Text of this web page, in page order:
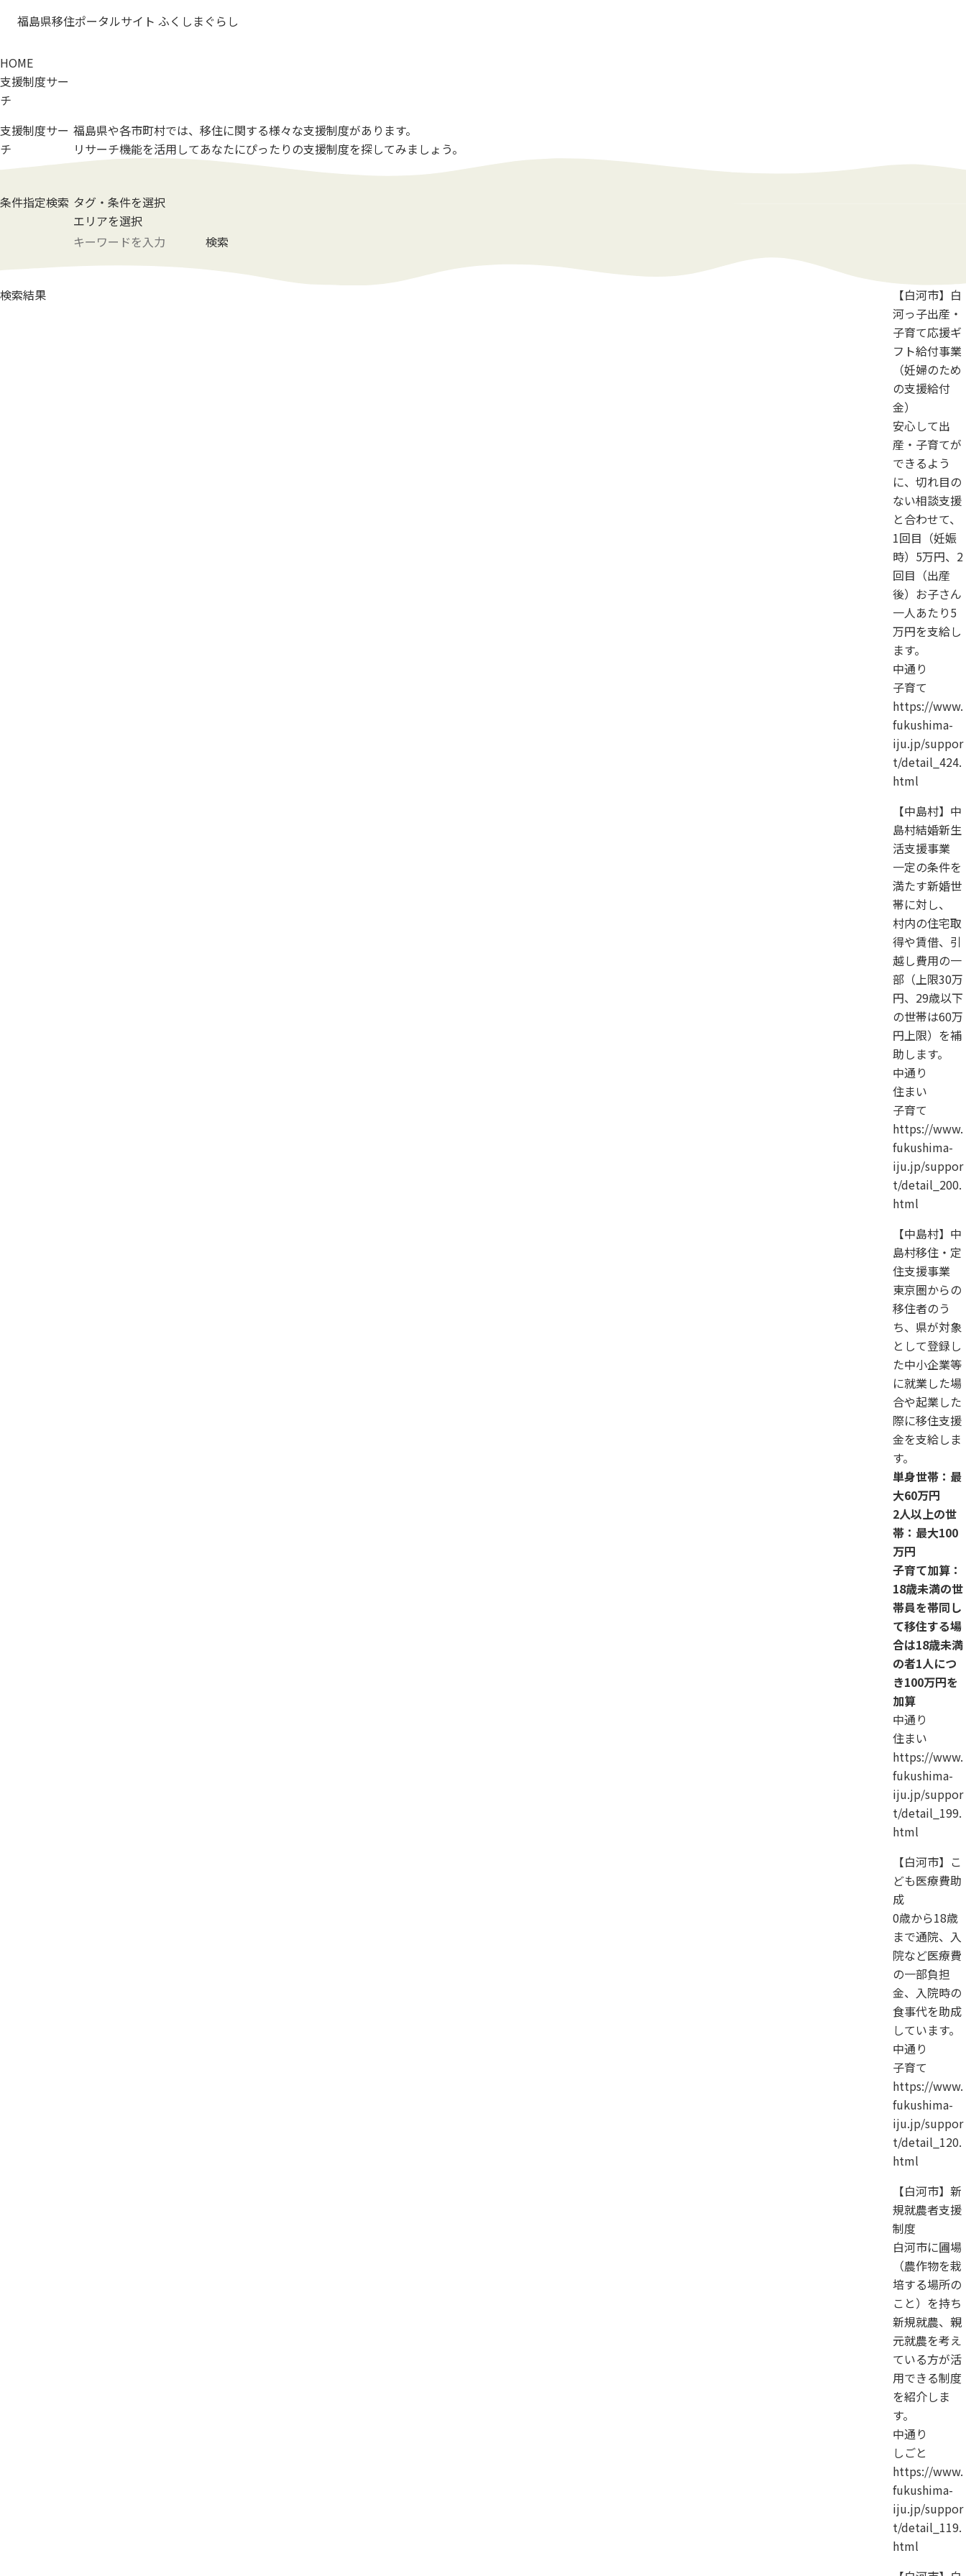
福島県移住ポータルサイト ふくしまぐらし
HOME
支援制度サー
チ
支援制度サー
チ
福島県や各市町村では、 移住に関する様々な支援制度があります。
リサーチ機能を活用してあなたにぴったりの支援制度を探してみましょう。
条件指定検索 タグ・条件を選択
エリアを選択
検索
検索結果
【白河市】白
河っ子出産・
子育て応援ギ
フト給付事業
（妊婦のため
の支援給付
金）
安心して出
産・子育てが
できるよう
に、切れ目の
ない相談支援
と合わせて、
1回目（妊娠
時）5万円、2
回目（出産
後）お子さん
一人あたり5
万円を支給し
ます。
中通り
子育て
https://www.
fukushima-
iju.jp/suppor
t/detail_424.
html
【中島村】中
島村結婚新生
活支援事業
一定の条件を
満たす新婚世
帯に対し、
村内の住宅取
得や賃借、引
越し費用の一
部（上限30万
円、29歳以下
の世帯は60万
円上限）を補
助します。
中通り
住まい
子育て
https://www.
fukushima-
iju.jp/suppor
t/detail_200.
html
【中島村】中
島村移住・定
住支援事業
東京圏からの
移住者のう
ち、県が対象
として登録し
た中小企業等
に就業した場
合や起業した
際に移住支援
金を支給しま
す。
単身世帯：最
大60万円
2人以上の世
帯：最大100
万円
子育て加算：
18歳未満の世
帯員を帯同し
て移住する場
合は18歳未満
の者1人につ
き100万円を
加算
中通り
住まい
https://www.
fukushima-
iju.jp/suppor
t/detail_199.
html
【白河市】こ
ども医療費助
成
0歳から18歳
まで通院、入
院など医療費
の一部負担
金、入院時の
食事代を助成
しています。
中通り
子育て
https://www.
fukushima-
iju.jp/suppor
t/detail_120.
html
【白河市】新
規就農者支援
制度
白河市に圃場
（農作物を栽
培する場所の
こと）を持ち
新規就農、親
元就農を考え
ている方が活
用できる制度
を紹介しま
す。
中通り
しごと
https://www.
fukushima-
iju.jp/suppor
t/detail_119.
html